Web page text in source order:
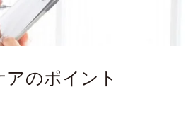
のポイント